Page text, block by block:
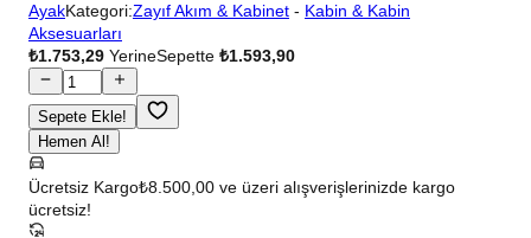
AyakKategori:Zayıf Akım & Kabinet - Kabin & Kabin
Aksesuarları
₺1.753,29 YerineSepette ₺1.593,90
Sepete Ekle!
Hemen Al!
Ücretsiz Kargo₺8.500,00 ve üzeri alışverişlerinizde kargo
ücretsiz!